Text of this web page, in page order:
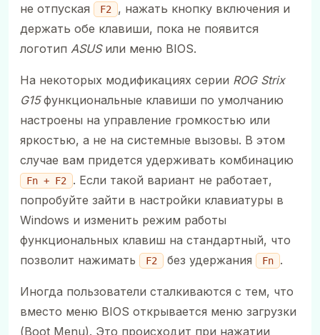
не отпуская
F2
, нажать кнопку включения и
держать обе клавиши, пока не появится
логотип ASUSили меню BIOS.
На некоторых модификациях серии ROG Strix
G15функциональные клавиши по умолчанию
настроены на управление громкостью или
яркостью, а не на системные вызовы. В этом
случае вам придется удерживать комбинацию
Fn + F2
. Если такой вариант не работает,
попробуйте зайти в настройки клавиатуры в
Windows и изменить режим работы
функциональных клавиш на стандартный, что
позволит нажимать
F2 без удержания Fn .
Иногда пользователи сталкиваются с тем, что
вместо меню BIOS открывается меню загрузки
(Boot Menu). Это происходит при нажатии